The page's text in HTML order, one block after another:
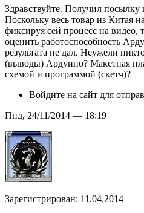
Здравствуйте. Получил
Поскольку весь товар из Китая
фиксируя сей процесс на видео,
оценить работоспособность
результата не дал. Неужели
(выводы) Ардуино? Макетная
схемой и программой (скетч)?
Войдите на сайт для
Пнд, 24/11/2014 — 18:19
Зарегистрирован: 11.04.2014